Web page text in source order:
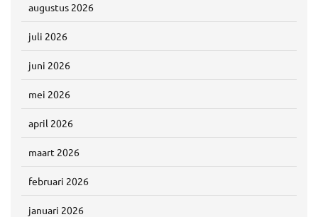
augustus 2026
juli 2026
juni 2026
mei 2026
april 2026
maart 2026
februari 2026
januari 2026